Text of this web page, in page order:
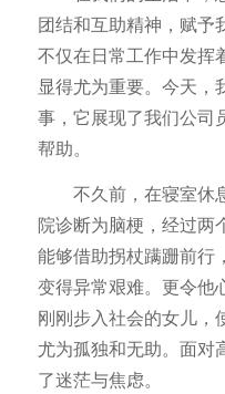
团结和互助精神，赋予
不仅在日常工作中发挥
显得尤为重要。今天，
事，它展现了我们公司
帮助。
不久前，在寝室休
院诊断为脑梗，经过两
能够借助拐杖蹒跚前行
变得异常艰难。更令他
刚刚步入社会的女儿，
尤为孤独和无助。面对
了迷茫与焦虑。